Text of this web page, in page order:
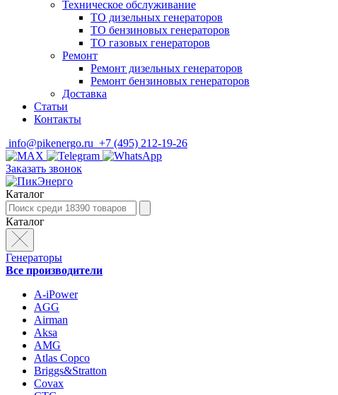
Техническое обслуживание
ТО дизельных генераторов
ТО бензиновых генераторов
ТО газовых генераторов
Ремонт
Ремонт дизельных генераторов
Ремонт бензиновых генераторов
Доставка
Статьи
Контакты
info@pikenergo.ru +7 (495) 212-19-26
Заказать звонок
Каталог
Каталог
Генераторы
Все производители
A-iPower
AGG
Airman
Aksa
AMG
Atlas Copco
Briggs&Stratton
Covax